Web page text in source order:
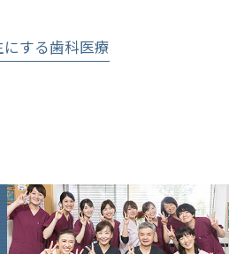
する歯科医療